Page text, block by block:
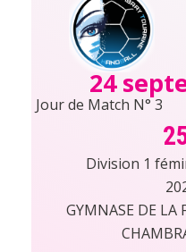
24
Jour de Match N° 3
Division 1
GYMNASE DE LA